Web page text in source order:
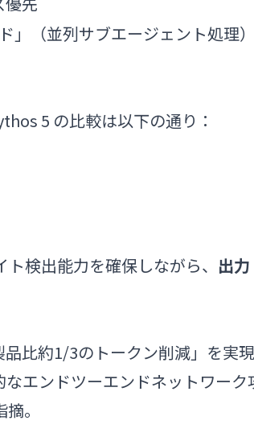
（並列サブエージェント処理）
5 の比較は以下の通り：
検出能力を確保しながら、 出力
比約1/3のトークン削減」を実現
エンドツーエンドネットワーク
。